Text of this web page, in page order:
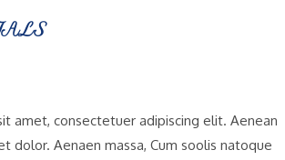
amet, consectetuer adipiscing elit. Aenean
dolor. Aenaen massa, Cum soolis natoque